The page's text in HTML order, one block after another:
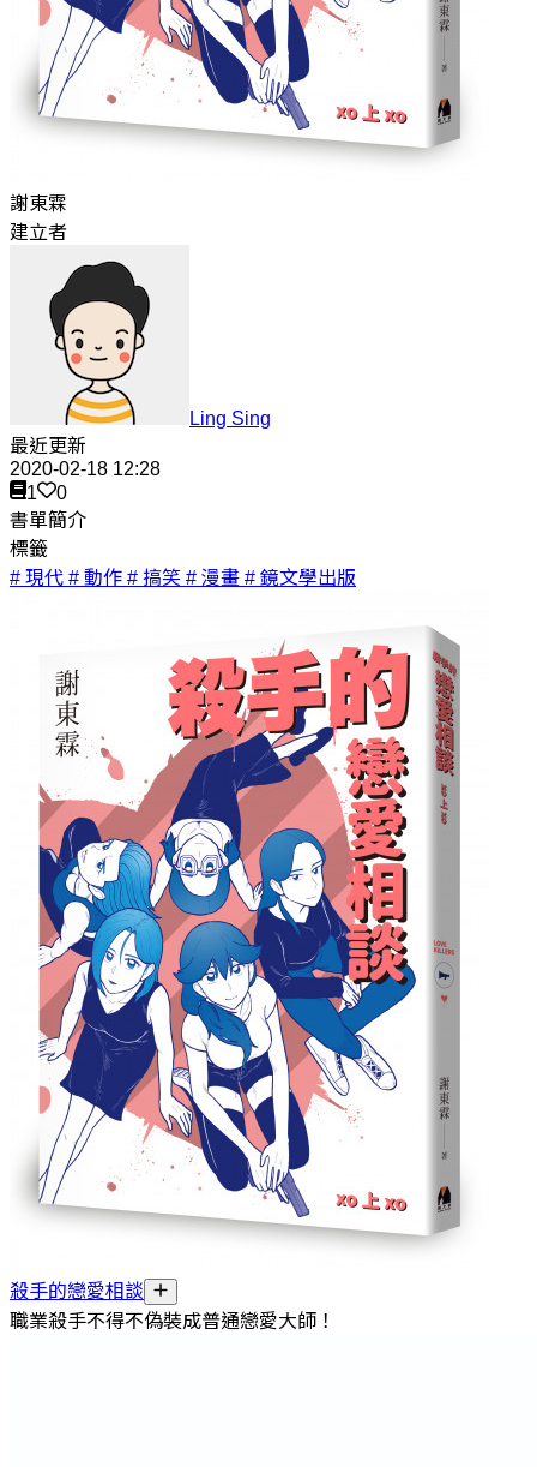
謝東霖
建立者
Ling Sing
最近更新
2020-02-18 12:28
1
0
書單簡介
標籤
# 現代 # 動作 # 搞笑 # 漫畫 # 鏡文學出版
殺手的戀愛相談
職業殺手不得不偽裝成普通戀愛大師！